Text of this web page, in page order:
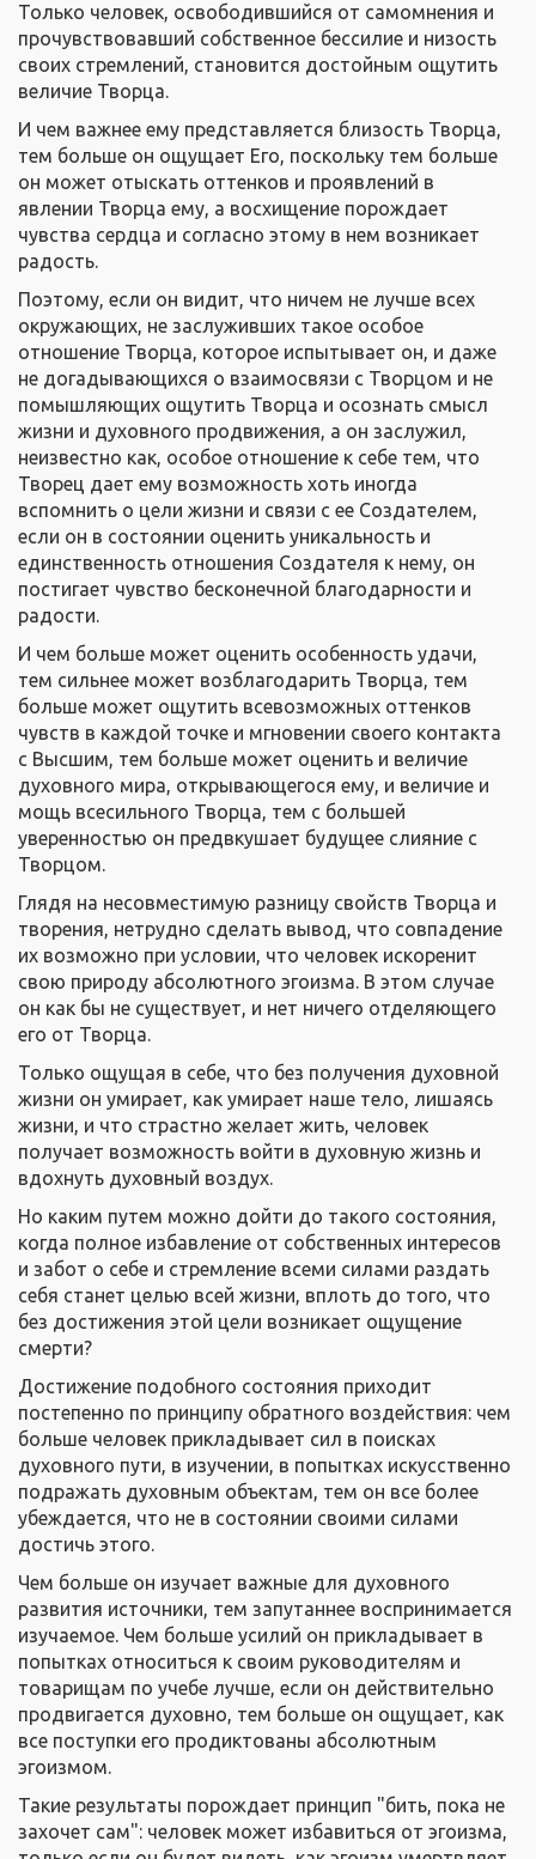
Только человек, освободившийся от самомнения и
прочувствовавший собственное бессилие и низость
своих стремлений, становится достойным ощутить
величие Творца.
И чем важнее ему представляется близость Творца,
тем больше он ощущает Его, поскольку тем больше
он может отыскать оттенков и проявлений в
явлении Творца ему, а восхищение порождает
чувства сердца и согласно этому в нем возникает
радость.
Поэтому, если он видит, что ничем не лучше всех
окружающих, не заслуживших такое особое
отношение Творца, которое испытывает он, и даже
не догадывающихся о взаимосвязи с Творцом и не
помышляющих ощутить Творца и осознать смысл
жизни и духовного продвижения, а он заслужил,
неизвестно как, особое отношение к себе тем, что
Творец дает ему возможность хоть иногда
вспомнить о цели жизни и связи с ее Создателем,
если он в состоянии оценить уникальность и
единственность отношения Создателя к нему, он
постигает чувство бесконечной благодарности и
радости.
И чем больше может оценить особенность удачи,
тем сильнее может возблагодарить Творца, тем
больше может ощутить всевозможных оттенков
чувств в каждой точке и мгновении своего контакта
с Высшим, тем больше может оценить и величие
духовного мира, открывающегося ему, и величие и
мощь всесильного Творца, тем с большей
уверенностью он предвкушает будущее слияние с
Творцом.
Глядя на несовместимую разницу свойств Творца и
творения, нетрудно сделать вывод, что совпадение
их возможно при условии, что человек искоренит
свою природу абсолютного эгоизма. В этом случае
он как бы не существует, и нет ничего отделяющего
его от Творца.
Только ощущая в себе, что без получения духовной
жизни он умирает, как умирает наше тело, лишаясь
жизни, и что страстно желает жить, человек
получает возможность войти в духовную жизнь и
вдохнуть духовный воздух.
Но каким путем можно дойти до такого состояния,
когда полное избавление от собственных интересов
и забот о себе и стремление всеми силами раздать
себя станет целью всей жизни, вплоть до того, что
без достижения этой цели возникает ощущение
смерти?
Достижение подобного состояния приходит
постепенно по принципу обратного воздействия: чем
больше человек прикладывает сил в поисках
духовного пути, в изучении, в попытках искусственно
подражать духовным объектам, тем он все более
убеждается, что не в состоянии своими силами
достичь этого.
Чем больше он изучает важные для духовного
развития источники, тем запутаннее воспринимается
изучаемое. Чем больше усилий он прикладывает в
попытках относиться к своим руководителям и
товарищам по учебе лучше, если он действительно
продвигается духовно, тем больше он ощущает, как
все поступки его продиктованы абсолютным
эгоизмом.
Такие результаты порождает принцип "бить, пока не
захочет сам": человек может избавиться от эгоизма,